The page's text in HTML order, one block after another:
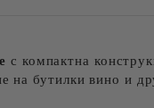
с компактна
на бутилки вино и